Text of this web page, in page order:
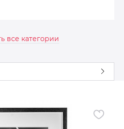
Мягкая мебель
все категории